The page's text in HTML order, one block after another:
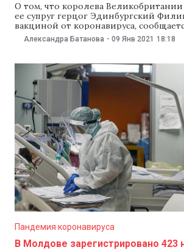
О том, что королева
ее супруг герцог Эдинбургский
вакциной от коронавируса,
официальном заявлении
«Королева и герцог Эдинбургский
Euronews. В заявлении не указано,
компании получила королева и ее
Александра Батанова - 09 Янв 2021 18:18
Пандемия коронавируса
В Молдове зарегистрировано 423